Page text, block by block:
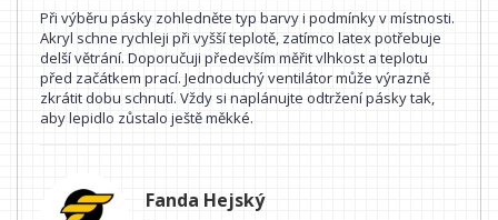
Při výběru pásky zohledněte typ barvy i podmínky v místnosti.
Akryl schne rychleji při vyšší teplotě, zatímco latex potřebuje
delší větrání. Doporučuji především měřit vlhkost a teplotu
před začátkem prací. Jednoduchý ventilátor může výrazně
zkrátit dobu schnutí. Vždy si naplánujte odtržení pásky tak,
aby lepidlo zůstalo ještě měkké.
Fanda Hejský